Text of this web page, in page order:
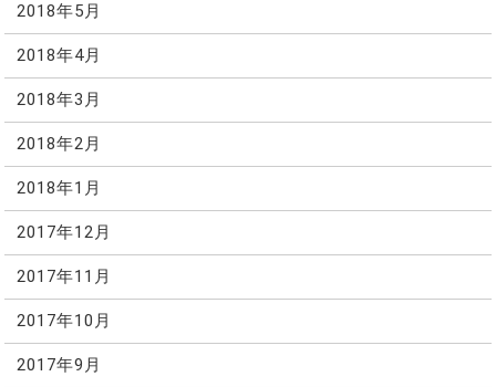
2018年5月
2018年4月
2018年3月
2018年2月
2018年1月
2017年12月
2017年11月
2017年10月
2017年9月